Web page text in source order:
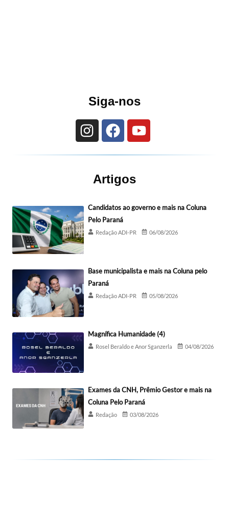
Siga-nos
Artigos
Candidatos ao governo e mais na Coluna
Pelo Paraná
Redação ADI-PR 06/08/2026
Base municipalista e mais na Coluna pelo
Paraná
Redação ADI-PR 05/08/2026
Magnífica Humanidade (4)
Rosel Beraldo e Anor Sganzerla 04/08/2026
Exames da CNH, Prêmio Gestor e mais na
Coluna Pelo Paraná
Redação 03/08/2026